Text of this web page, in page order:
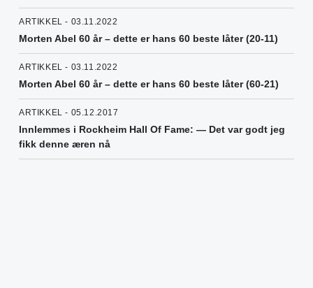
ARTIKKEL - 03.11.2022
Morten Abel 60 år – dette er hans 60 beste låter (20-11)
ARTIKKEL - 03.11.2022
Morten Abel 60 år – dette er hans 60 beste låter (60-21)
ARTIKKEL - 05.12.2017
Innlemmes i Rockheim Hall Of Fame: — Det var godt jeg
fikk denne æren nå